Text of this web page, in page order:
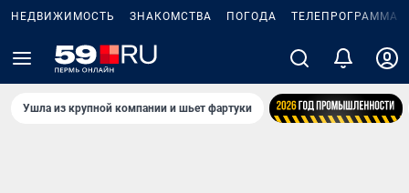
НЕДВИЖИМОСТЬ ЗНАКОМСТВА ПОГОДА ТЕЛЕПРОГРАММА
Ушла из крупной компании и шьет фартуки